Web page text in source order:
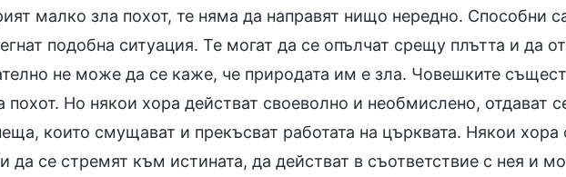
малко зла похот, те няма да направят нищо нередно. Способни
подобна ситуация. Те могат да се опълчат срещу плътта и да
не може да се каже, че природата им е зла. Човешките
похот. Но някои хора действат своеволно и необмислено, отдават
които смущават и прекъсват работата на църквата. Някои хора
да се стремят към истината, да действат в съответствие с нея и